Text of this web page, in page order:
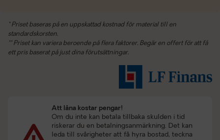
* Priset baseras på en uppskattad kostnad för material till en
standardskorsten.
** Priset kan variera beroende på flera faktorer. Begär en offert för att få
ett pris baserat på just dina förutsättningar.
Att låna kostar pengar!
Om du inte kan betala tillbaka skulden i tid
riskerar du en betalningsanmärkning. Det kan
leda till svårigheter att få hyra bostad, teckna